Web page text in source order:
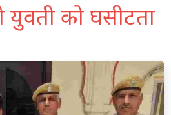
युवती को घसीटता